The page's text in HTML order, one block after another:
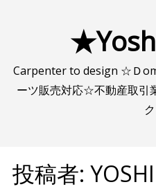
Carpenter to design ☆Ｄ
ーツ販売対応☆不動産取引
投稿者: